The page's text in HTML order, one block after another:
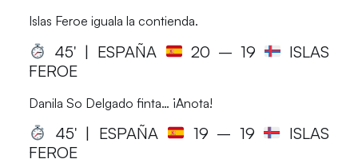
Islas Feroe iguala la contienda.
45′ | ESPAÑA 20 – 19
ISLAS
FEROE
Danila So Delgado finta… ¡Anota!
45′ | ESPAÑA 19 – 19
ISLAS
FEROE